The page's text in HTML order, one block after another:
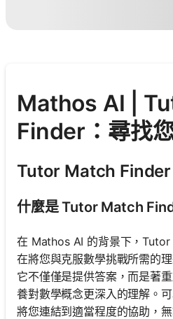
Mathos AI |
Finder：尋找
Tutor Match Finder
什麼是 Tutor Match
在 Mathos AI 的背景下，
在將您與克服數學挑戰所需的
它不僅僅是提供答案，而是著
養對數學概念更深入的理解。
將您連結到適當程度的協助，